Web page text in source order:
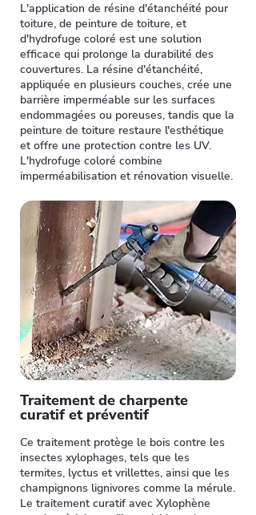
L'application de résine d'étanchéité pour
toiture, de peinture de toiture, et
d'hydrofuge coloré est une solution
efficace qui prolonge la durabilité des
couvertures. La résine d'étanchéité,
appliquée en plusieurs couches, crée une
barrière imperméable sur les surfaces
endommagées ou poreuses, tandis que la
peinture de toiture restaure l'esthétique
et offre une protection contre les UV.
L'hydrofuge coloré combine
imperméabilisation et rénovation visuelle.
Traitement de charpente
curatif et préventif
Ce traitement protège le bois contre les
insectes xylophages, tels que les
termites, lyctus et vrillettes, ainsi que les
champignons lignivores comme la mérule.
Le traitement curatif avec Xylophène